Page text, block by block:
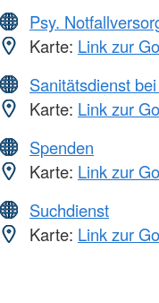
Psy.
Karte: Link zur
Sanitätsdienst
Karte: Link zur
Spenden
Karte: Link zur
Suchdienst
Karte: Link zur